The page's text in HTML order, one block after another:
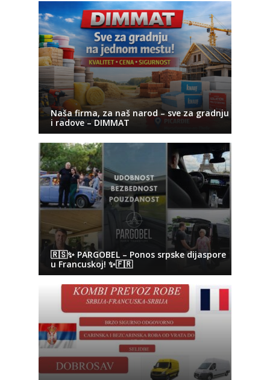
Naša firma, za naš narod – sve za gradnju
i radove – DIMMAT
🇷🇸✨ PARGOBEL – Ponos srpske dijaspore
u Francuskoj! ✨🇫🇷